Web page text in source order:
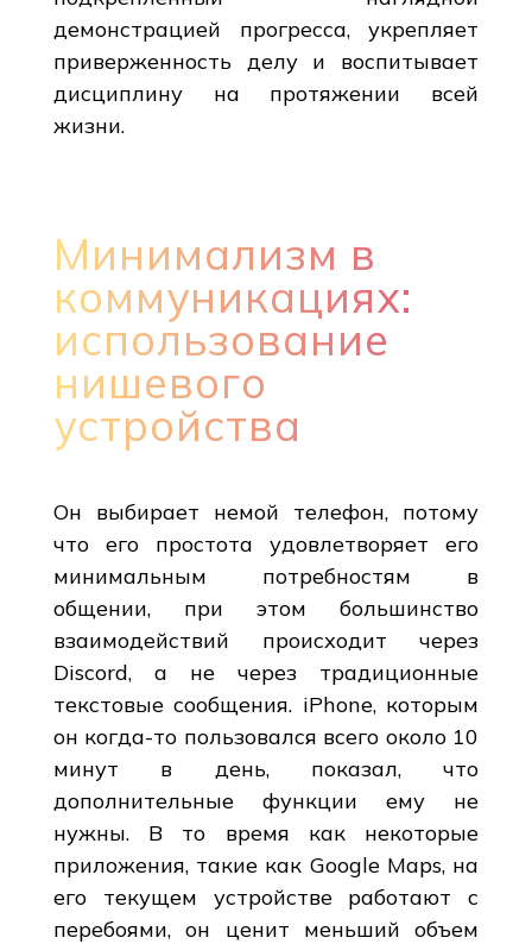
демонстрацией прогресса, укрепляет
приверженность делу и воспитывает
дисциплину на протяжении всей
жизни.
Минимализм в
коммуникациях:
использование
нишевого
устройства
Он выбирает немой телефон, потому
что его простота удовлетворяет его
минимальным потребностям в
общении, при этом большинство
взаимодействий происходит через
Discord, а не через традиционные
текстовые сообщения. iPhone, которым
он когда-то пользовался всего около 10
минут в день, показал, что
дополнительные функции ему не
нужны. В то время как некоторые
приложения, такие как Google Maps, на
его текущем устройстве работают с
перебоями, он ценит меньший объем